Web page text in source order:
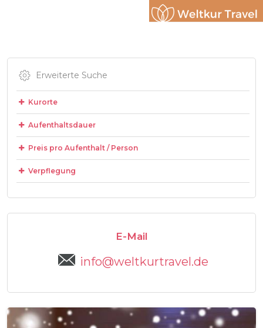
Erweiterte Suche
Kurorte
Aufenthaltsdauer
Preis pro Aufenthalt / Person
Verpflegung
E-Mail
info@weltkurtravel.de